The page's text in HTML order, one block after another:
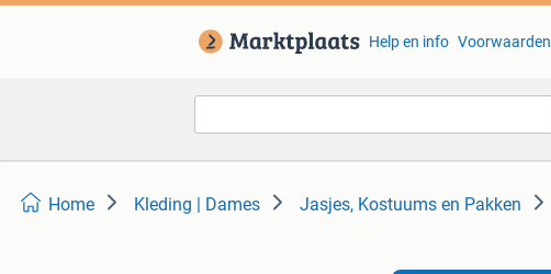
Help en info Voorwaarden
Home Kleding | Dames Jasjes, Kostuums en Pakken